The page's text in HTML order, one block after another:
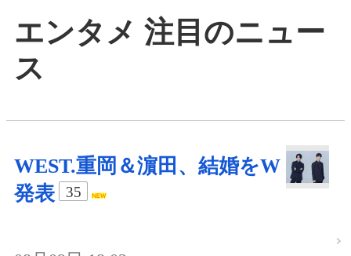
エンタメ 注目のニュー
ス
WEST.重岡＆濵田、結婚をW
発表
35